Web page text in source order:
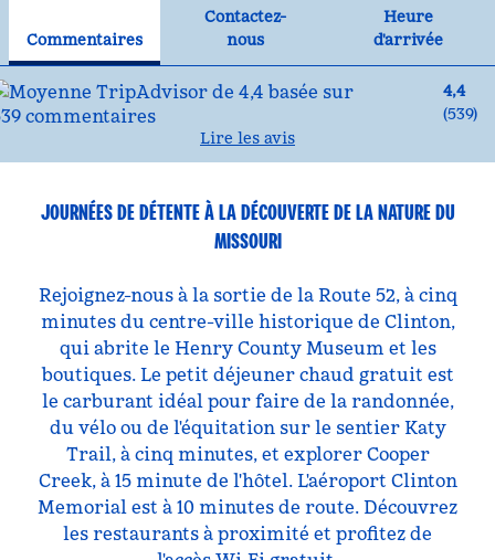
Commentaires
Contactez-
nous
Contactez-nous
Heure
d'arrivée
4,4
(539)
Lire les avis
JOURNÉES DE DÉTENTE À LA DÉCOUVERTE DE LA NATURE DU
MISSOURI
Rejoignez-nous à la sortie de la Route 52, à cinq
minutes du centre-ville historique de Clinton,
qui abrite le Henry County Museum et les
boutiques. Le petit déjeuner chaud gratuit est
le carburant idéal pour faire de la randonnée,
du vélo ou de l'équitation sur le sentier Katy
Trail, à cinq minutes, et explorer Cooper
Creek, à 15 minute de l'hôtel. L'aéroport Clinton
Memorial est à 10 minutes de route. Découvrez
les restaurants à proximité et profitez de